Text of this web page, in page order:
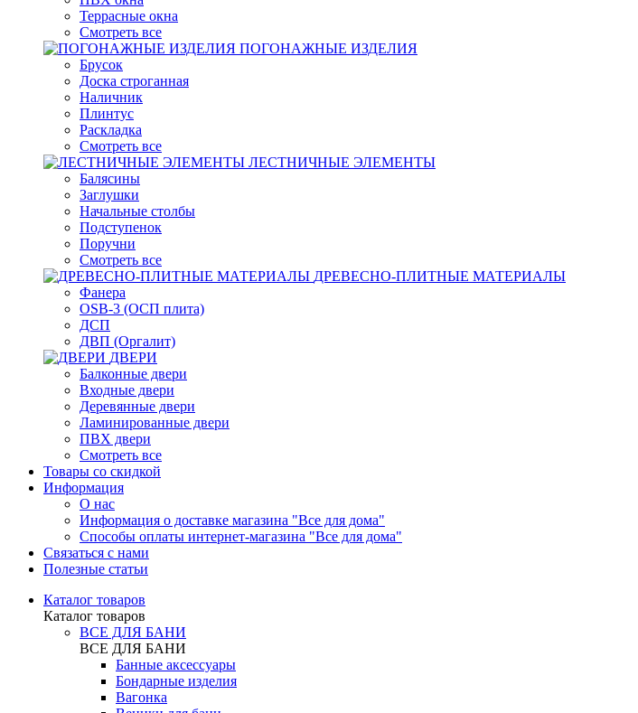
Террасные окна
Смотреть все
ПОГОНАЖНЫЕ ИЗДЕЛИЯ
Брусок
Доска строганная
Наличник
Плинтус
Раскладка
Смотреть все
ЛЕСТНИЧНЫЕ ЭЛЕМЕНТЫ
Балясины
Заглушки
Начальные столбы
Подступенок
Поручни
Смотреть все
ДРЕВЕСНО-ПЛИТНЫЕ МАТЕРИАЛЫ
Фанера
OSB-3 (ОСП плита)
ДСП
ДВП (Оргалит)
ДВЕРИ
Балконные двери
Входные двери
Деревянные двери
Ламинированные двери
ПВХ двери
Смотреть все
Товары со скидкой
Информация
О нас
Информация о доставке магазина "Все для дома"
Способы оплаты интернет-магазина "Все для дома"
Связаться с нами
Полезные статьи
Каталог товаров
Каталог товаров
ВСЕ ДЛЯ БАНИ
ВСЕ ДЛЯ БАНИ
Банные аксессуары
Бондарные изделия
Вагонка